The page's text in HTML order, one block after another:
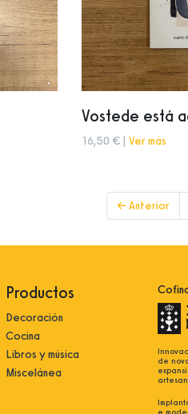
Vostede está
16,50 € | Ver más
← Anterior
Productos
Decoración
Cocina
Libros y música
Miscelánea
de